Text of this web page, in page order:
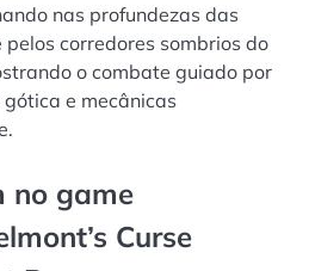
nas profundezas das
corredores sombrios do
o combate guiado por
e mecânicas
no game
Curse